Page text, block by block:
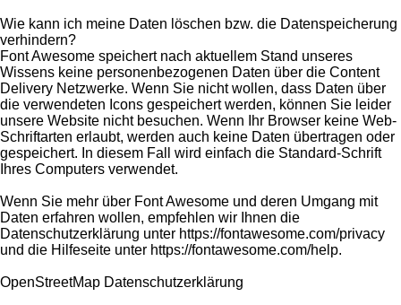
Wie kann ich meine Daten löschen bzw. die Datenspeicherung
verhindern?
Font Awesome speichert nach aktuellem Stand unseres
Wissens keine personenbezogenen Daten über die Content
Delivery Netzwerke. Wenn Sie nicht wollen, dass Daten über
die verwendeten Icons gespeichert werden, können Sie leider
unsere Website nicht besuchen. Wenn Ihr Browser keine Web-
Schriftarten erlaubt, werden auch keine Daten übertragen oder
gespeichert. In diesem Fall wird einfach die Standard-Schrift
Ihres Computers verwendet.
Wenn Sie mehr über Font Awesome und deren Umgang mit
Daten erfahren wollen, empfehlen wir Ihnen die
Datenschutzerklärung unter https://fontawesome.com/privacy
und die Hilfeseite unter https://fontawesome.com/help.
OpenStreetMap Datenschutzerklärung